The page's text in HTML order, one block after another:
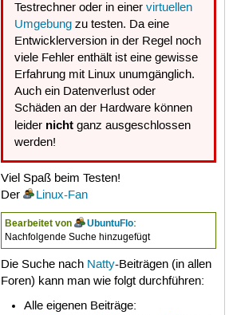
Testrechner oder in einervirtuellen
Umgebung zu testen. Da eine
Entwicklerversion in der Regel noch
viele Fehler enthält ist eine gewisse
Erfahrung mit Linux unumgänglich.
Auch ein Datenverlust oder
Schäden an der Hardware können
leider nicht ganz ausgeschlossen
werden!
Viel Spaß beim Testen!
Der
Linux-Fan
Bearbeitet von UbuntuFlo:
Nachfolgende Suche hinzugefügt
Die Suche nach Natty-Beiträgen (in allen
Foren) kann man wie folgt durchführen:
Alle eigenen Beiträge: